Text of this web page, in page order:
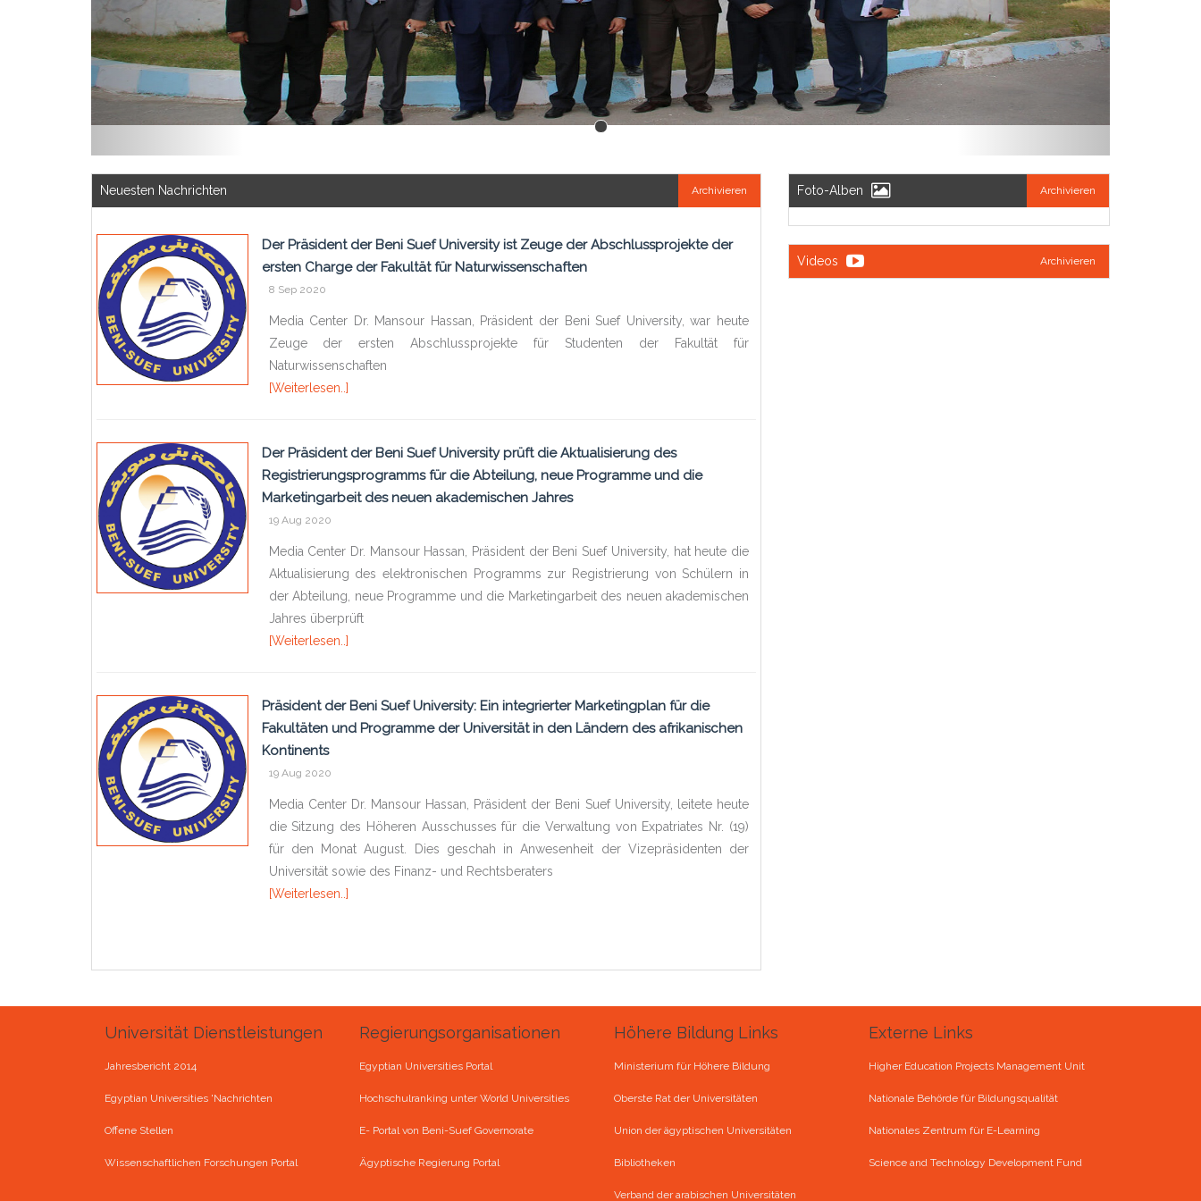
Neuesten Nachrichten Archivieren
Der Präsident der Beni Suef University ist Zeuge der Abschlussprojekte der
ersten Charge der Fakultät für Naturwissenschaften
8 Sep 2020
Media Center Dr. Mansour Hassan, Präsident der Beni Suef University, war heute
Zeuge der ersten Abschlussprojekte für Studenten der Fakultät für
Naturwissenschaften
[Weiterlesen..]
Der Präsident der Beni Suef University prüft die Aktualisierung des
Registrierungsprogramms für die Abteilung, neue Programme und die
Marketingarbeit des neuen akademischen Jahres
19 Aug 2020
Media Center Dr. Mansour Hassan, Präsident der Beni Suef University, hat heute die
Aktualisierung des elektronischen Programms zur Registrierung von Schülern in
der Abteilung, neue Programme und die Marketingarbeit des neuen akademischen
Jahres überprüft
[Weiterlesen..]
Präsident der Beni Suef University: Ein integrierter Marketingplan für die
Fakultäten und Programme der Universität in den Ländern des afrikanischen
Kontinents
19 Aug 2020
Media Center Dr. Mansour Hassan, Präsident der Beni Suef University, leitete heute
die Sitzung des Höheren Ausschusses für die Verwaltung von Expatriates Nr. (19)
für den Monat August. Dies geschah in Anwesenheit der Vizepräsidenten der
Universität sowie des Finanz- und Rechtsberaters
[Weiterlesen..]
Foto-Alben Archivieren
Videos Archivieren
Universität Dienstleistungen
Jahresbericht 2014
Egyptian Universities 'Nachrichten
Offene Stellen
Wissenschaftlichen Forschungen Portal
Regierungsorganisationen
Egyptian Universities Portal
Hochschulranking unter World Universities
E- Portal von Beni-Suef Governorate
Ägyptische Regierung Portal
Höhere Bildung Links
Ministerium für Höhere Bildung
Oberste Rat der Universitäten
Union der ägyptischen Universitäten
Bibliotheken
Verband der arabischen Universitäten
Externe Links
Higher Education Projects Management Unit
Nationale Behörde für Bildungsqualität
Nationales Zentrum für E-Learning
Science and Technology Development Fund